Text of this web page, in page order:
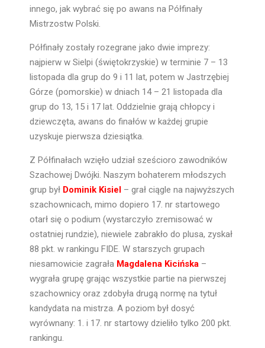
innego, jak wybrać się po awans na Półfinały
Mistrzostw Polski.
Półfinały zostały rozegrane jako dwie imprezy:
najpierw w Sielpi (świętokrzyskie) w terminie 7 – 13
listopada dla grup do 9 i 11 lat, potem w Jastrzębiej
Górze (pomorskie) w dniach 14 – 21 listopada dla
grup do 13, 15 i 17 lat. Oddzielnie grają chłopcy i
dziewczęta, awans do finałów w każdej grupie
uzyskuje pierwsza dziesiątka.
Z Półfinałach wzięło udział sześcioro zawodników
Szachowej Dwójki. Naszym bohaterem młodszych
grup był Dominik Kisiel – grał ciągle na najwyższych
szachownicach, mimo dopiero 17. nr startowego
otarł się o podium (wystarczyło zremisować w
ostatniej rundzie), niewiele zabrakło do plusa, zyskał
88 pkt. w rankingu FIDE. W starszych grupach
niesamowicie zagrała Magdalena Kicińska –
wygrała grupę grając wszystkie partie na pierwszej
szachownicy oraz zdobyła drugą normę na tytuł
kandydata na mistrza. A poziom był dosyć
wyrównany: 1. i 17. nr startowy dzieliło tylko 200 pkt.
rankingu.